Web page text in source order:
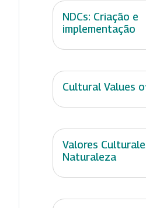
NDCs: Criação e
implementação
Cultural Values
Valores
Naturaleza